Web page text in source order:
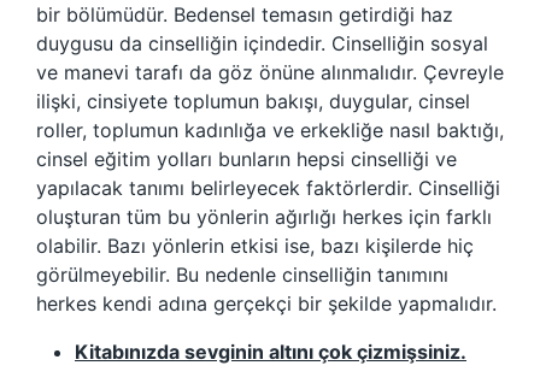
bir bölümüdür. Bedensel temasın getirdiği haz
duygusu da cinselliğin içindedir. Cinselliğin sosyal
ve manevi tarafı da göz önüne alınmalıdır. Çevreyle
ilişki, cinsiyete toplumun bakışı, duygular, cinsel
roller, toplumun kadınlığa ve erkekliğe nasıl baktığı,
cinsel eğitim yolları bunların hepsi cinselliği ve
yapılacak tanımı belirleyecek faktörlerdir. Cinselliği
oluşturan tüm bu yönlerin ağırlığı herkes için farklı
olabilir. Bazı yönlerin etkisi ise, bazı kişilerde hiç
görülmeyebilir. Bu nedenle cinselliğin tanımını
herkes kendi adına gerçekçi bir şekilde yapmalıdır.
Kitabınızda sevginin altını çok çizmişsiniz.